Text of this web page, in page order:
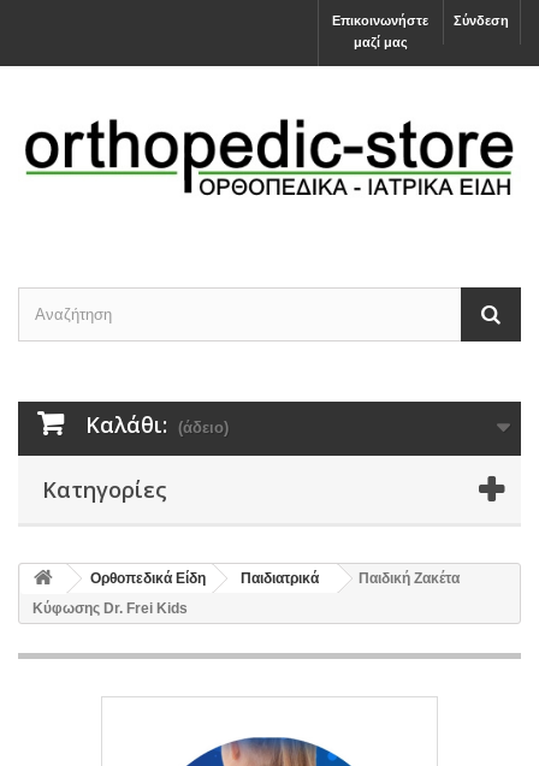
Σύνδεση
Επικοινωνήστε
μαζί μας
Καλάθι: (άδειο)
Κατηγορίες
Ορθοπεδικά Είδη Παιδιατρικά
Παιδική Ζακέτα
Κύφωσης Dr. Frei Kids